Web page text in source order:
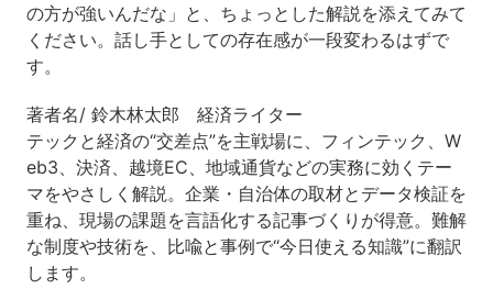
の方が強いんだな」と、ちょっとした解説を添えてみて
ください。話し手としての存在感が一段変わるはずで
す。
著者名/ 鈴木林太郎 経済ライター
テックと経済の“交差点”を主戦場に、フィンテック、W
eb3、決済、越境EC、地域通貨などの実務に効くテー
マをやさしく解説。企業・自治体の取材とデータ検証を
重ね、現場の課題を言語化する記事づくりが得意。難解
な制度や技術を、比喩と事例で“今日使える知識”に翻訳
します。